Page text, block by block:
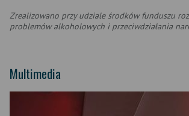
Zrealizowano przy udziale środków funduszu
problemów alkoholowych i przeciwdziałania
Multimedia